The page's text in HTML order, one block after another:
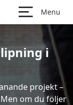
Menu
i
projekt –
om du följer